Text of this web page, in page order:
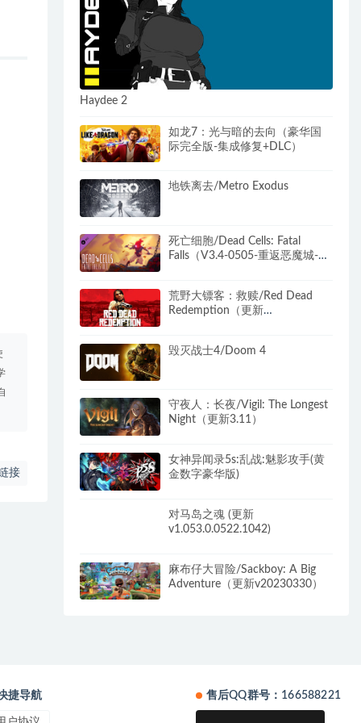
接
Haydee 2
如龙7：光与暗的去向（豪华国
际完全版-集成修复+DLC）
地铁离去/Metro Exodus
死亡细胞/Dead Cells: Fatal
Falls（V3.4-0505-重返恶魔城-德
荒野大镖客：救赎/Red Dead
Redemption（更新
毁灭战士4/Doom 4
守夜人：长夜/Vigil: The Longest
Night（更新3.11）
女神异闻录5s:乱战:魅影攻手(黄
金数字豪华版)
对马岛之魂 (更新
v1.053.0.0522.1042)
麻布仔大冒险/Sackboy: A Big
Adventure（更新v20230330）
捷导航 售后QQ群号：166588221